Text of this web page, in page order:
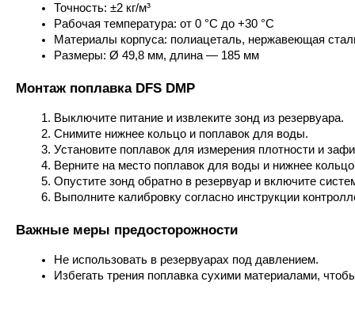
Точность: ±2 кг/м³
Рабочая температура: от 0 °C до +30 °C
Материалы корпуса: полиацеталь, нержавеющая
Размеры: Ø 49,8 мм, длина — 185 мм
Монтаж поплавка DFS DMP
Выключите питание и извлеките зонд из резервуара.
Снимите нижнее кольцо и поплавок для воды.
Установите поплавок для измерения плотности и
Верните на место поплавок для воды и нижнее
Опустите зонд обратно в резервуар и включите
Выполните калибровку согласно инструкции
Важные меры предосторожности
Не использовать в резервуарах под давлением.
Избегать трения поплавка сухими материалами,